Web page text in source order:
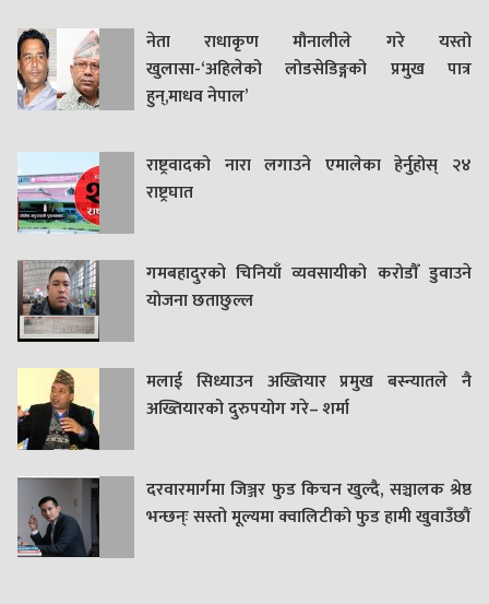
नेता राधाकृण मौनालीले गरे यस्तो
खुलासा-‘अहिलेको लोडसेडिङ्गको प्रमुख पात्र
हुन्,माधव नेपाल’
राष्ट्रवादको नारा लगाउने एमालेका हेर्नुहोस् २४
राष्ट्रघात
गमबहादुरकाे चिनियाँ व्यवसायीको करोडौँ डुवाउने
याेजना छताछुल्ल
मलाई सिध्याउन अख्तियार प्रमुख बस्न्यातले नै
अख्तियारको दुरुपयोग गरे– शर्मा
दरवारमार्गमा जिञ्जर फुड किचन खुल्दै, सञ्चालक श्रेष्ठ
भन्छन्ः सस्तो मूल्यमा क्वालिटीको फुड हामी खुवाउँछौं